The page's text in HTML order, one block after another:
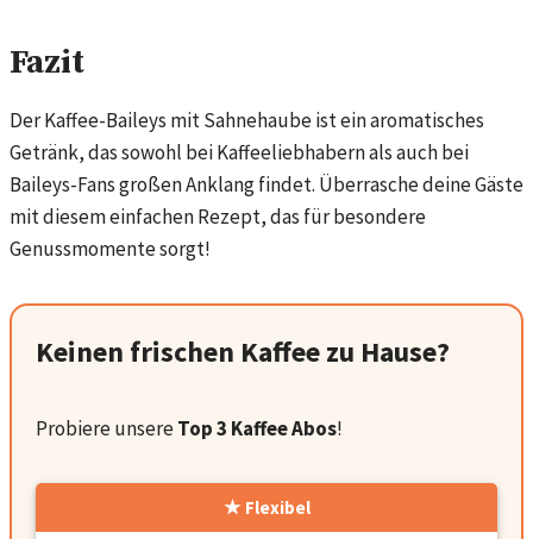
Fazit
Der Kaffee-Baileys mit Sahnehaube ist ein aromatisches
Getränk, das sowohl bei Kaffeeliebhabern als auch bei
Baileys-Fans großen Anklang findet. Überrasche deine Gäste
mit diesem einfachen Rezept, das für besondere
Genussmomente sorgt!
Keinen frischen Kaffee zu Hause?
Probiere unsereTop 3 Kaffee Abos!
Flexibel